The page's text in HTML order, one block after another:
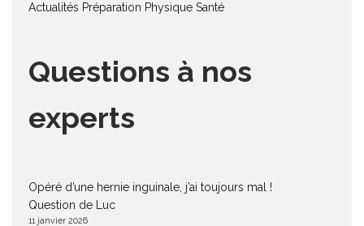
Actualités Préparation Physique Santé
Questions à nos
experts
Opéré d’une hernie inguinale, j’ai toujours mal !
Question de Luc
11 janvier 2026